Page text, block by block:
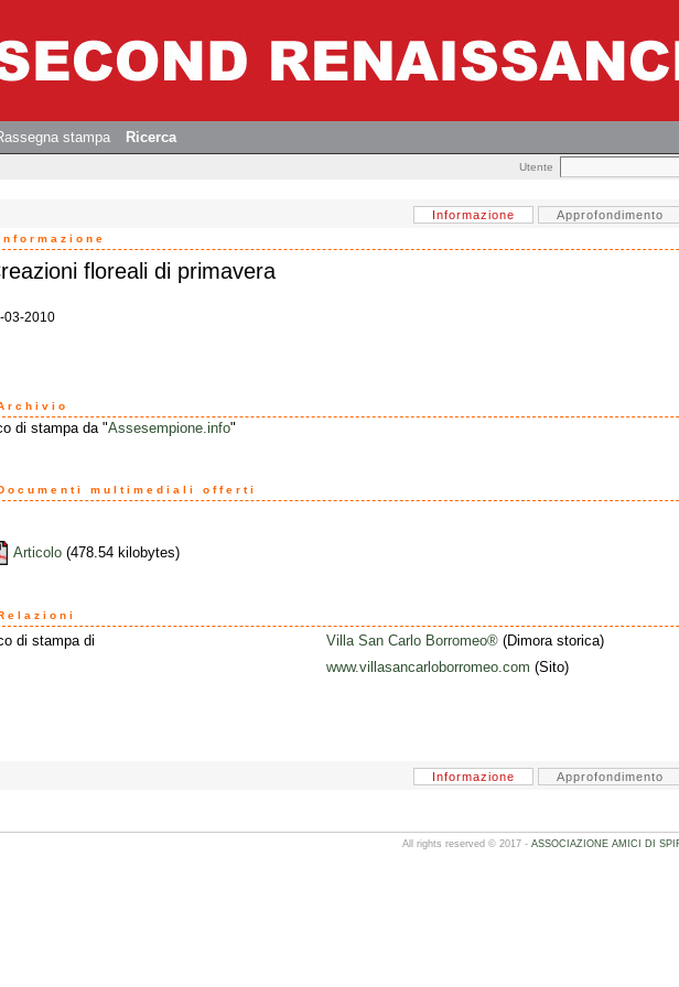
stampa Ricerca
Utente
Informazione Approfondimento
floreali di primavera
03-2010
di stampa da "Assesempione.info"
multimediali offerti
Articolo (478.54 kilobytes)
di stampa di Villa San Carlo Borromeo® (Dimora storica)
www.villasancarloborromeo.com (Sito)
Informazione Approfondimento
All rights reserved © 2017 - ASSOCIAZIONE AMICI DI